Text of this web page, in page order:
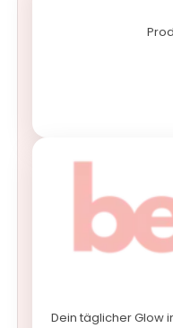
Dein täglicher Glow